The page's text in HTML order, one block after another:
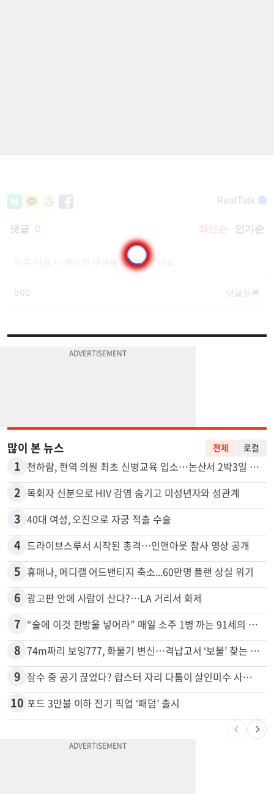
많이 본 뉴스
1
2 목회자 신분으로 HIV 감염 숨기고 미성년자와 성관계
3 40대 여성, 오진으로 자궁 적출 수술
4 드라이브스루서 시작된 총격…인앤아웃 참사 영상 공개
5 휴매나, 메디캘 어드밴티지 축소...60만명 플랜 상실 위기
6 광고판 안에 사람이 산다?…LA 거리서 화제
7 “술에 이것 한방울 넣어라” 매일 소주 1병 까는 91세의 철칙
8 74m짜리 보잉777, 화물기 변신…격납고서 ‘보물’ 찾는 인천공항
9